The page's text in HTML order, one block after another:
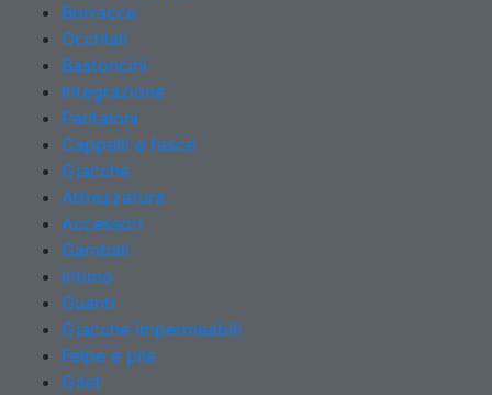
Borracce
Occhiali
Bastoncini
Integrazione
Pantaloni
Cappelli e fasce
Giacche
Attrezzatura
Accessori
Gambali
Intimo
Guanti
Giacche impermeabili
Felpe e pile
Gilet